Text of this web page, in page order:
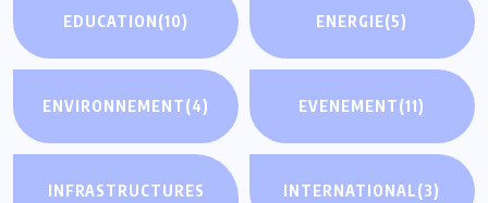
EDUCATION(10) ENERGIE(5)
ENVIRONNEMENT(4) EVENEMENT(11)
INFRASTRUCTURES
INTERNATIONAL(3)